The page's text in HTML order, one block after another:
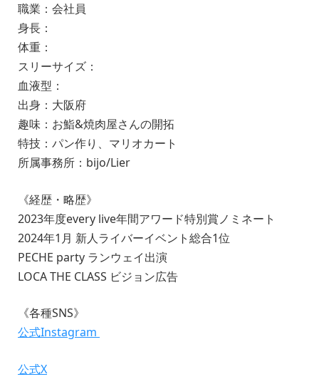
職業：会社員
身長：
体重：
スリーサイズ：
血液型：
出身：大阪府
趣味：お鮨&焼肉屋さんの開拓
特技：パン作り、マリオカート
所属事務所：bijo/Lier
《経歴・略歴》
2023年度every live年間アワード特別賞ノミネート
2024年1月 新人ライバーイベント総合1位
PECHE party ランウェイ出演
LOCA THE CLASS ビジョン広告
《各種SNS》
公式Instagram
公式X